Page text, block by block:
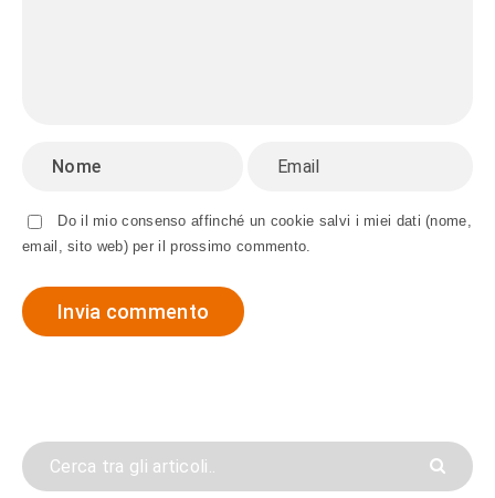
Do il mio consenso affinché un cookie salvi i miei dati (nome,
email, sito web) per il prossimo commento.